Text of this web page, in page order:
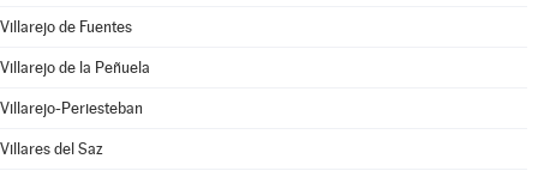
Villarejo de Fuentes
Villarejo de la Peñuela
Villarejo-Periesteban
Villares del Saz